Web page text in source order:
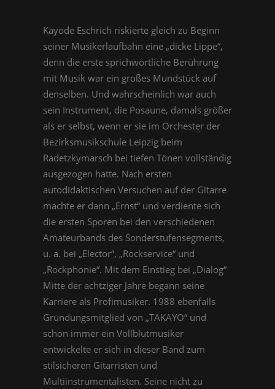
Kayode Eschrich riskierte gleich zu Beginn
seiner Musikerlaufbahn eine „dicke Lippe“,
denn die erste sprichwörtliche Berührung
mit Musik war ein großes Mundstück auf
denselben. Und wahrscheinlich war auch
sein Instrument, die Posaune, damals größer
als er selbst, wenn er sie im Orchester der
Bezirksmusikschule Leipzig beim
Radetzkymarsch bei tiefen Tönen vollständig
ausgezogen hatte. Nach ersten
autodidaktischen Versuchen auf der Gitarre
machte er dann „Ernst“ und verdiente sich
die ersten Sporen bei den verschiedenen
Amateurbands des Sonderstufensegments,
u. a. bei „Elector“, „Rockservice“ und
„Rockphonie“. Mit dem Einstieg bei „Dialog“
Mitte der achtziger Jahre begann seine
Karriere als Profimusiker. 1988 ebenfalls
Gründungsmitglied von „TAKAYO“ und
schon immer ein Vollblutmusiker
entwickelte er sich in dieser Band zum
stilsicheren Gitarristen und
Multiinstrumentalisten. Seine nicht zu